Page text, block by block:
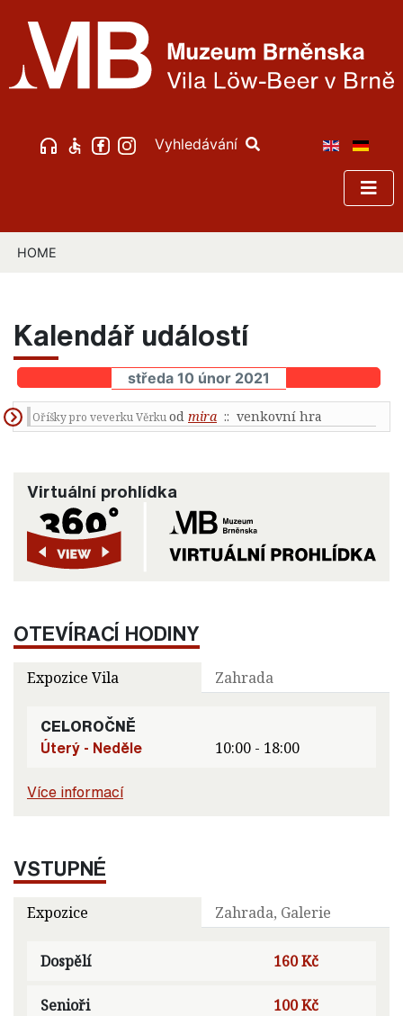
Vyhledávání
HOME
Kalendář událostí
středa 10 únor 2021
Oříšky pro veverku Věrkuod mira :: venkovní hra
Virtuální prohlídka
OTEVÍRACÍ HODINY
Expozice Vila Zahrada
CELOROČNĚ
Úterý - Neděle
10:00 - 18:00
Více informací
VSTUPNÉ
Expozice Zahrada, Galerie
Dospělí 160 Kč
Senioři 100 Kč